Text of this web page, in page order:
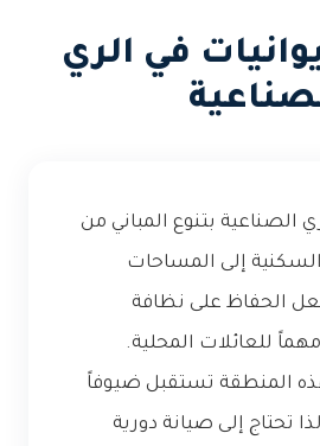
في الري
الصناعية بتنوع المباني من
إلى المساحات
الحفاظ على نظافة
مهماً للعائلات المحلية.
المنطقة تستقبل ضيوفاً
تحتاج إلى صيانة دورية